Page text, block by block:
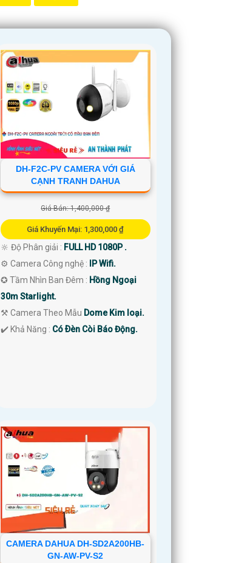
DH-F2C-PV CAMERA VỚI GIÁ
CẠNH TRANH DAHUA
Giá Bán: 1,400,000 ₫
Giá Khuyến Mại: 1,300,000 ₫
🔆 Độ Phân giải : FULL HD 1080P .
⚙ Camera Công nghệ :
IP Wifi.
✪ Tầm Nhìn Ban Đêm : Hồng Ngoại
30m Starlight.
⚒ Camera Theo Mẫu Dome Kim loại.
️✔️ Khả Năng : Có Ðèn Còi Báo Động.
CAMERA DAHUA DH-SD2A200HB-
GN-AW-PV-S2